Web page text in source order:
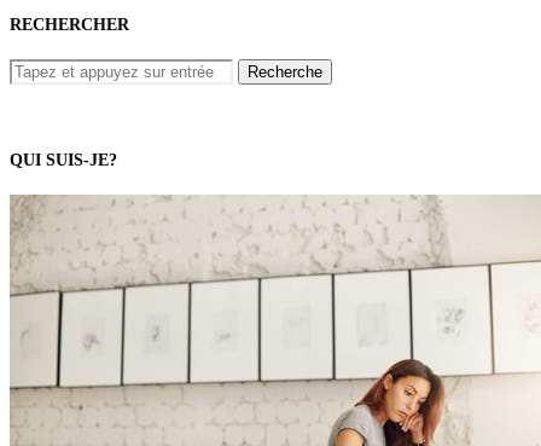
RECHERCHER
QUI SUIS-JE?